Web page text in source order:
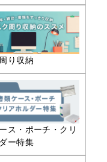
り収納
ス・ポーチ・クリ
ー特集